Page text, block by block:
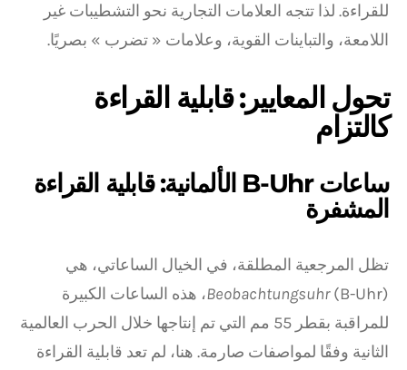
للقراءة. لذا تتجه العلامات التجارية نحو التشطيبات غير
اللامعة، والتباينات القوية، وعلامات « تضرب » بصريًا.
تحول المعايير: قابلية القراءة
كالتزام
ساعات B-Uhr الألمانية: قابلية القراءة
المشفرة
تظل المرجعية المطلقة، في الخيال الساعاتي، هي
Beobachtungsuhr(B-Uhr)، هذه الساعات الكبيرة
للمراقبة بقطر 55 مم التي تم إنتاجها خلال الحرب العالمية
الثانية وفقًا لمواصفات صارمة. هنا، لم تعد قابلية القراءة